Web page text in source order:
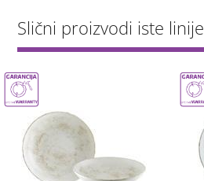
Slični proizvodi iste linije